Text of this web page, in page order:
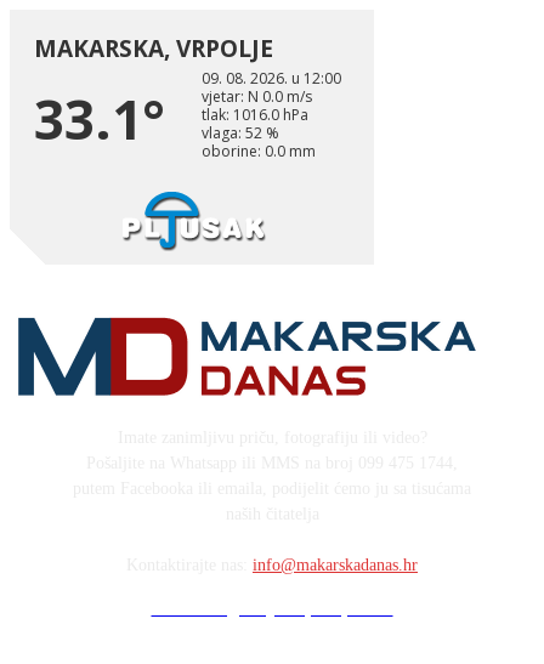
info@makarskadanas.hr